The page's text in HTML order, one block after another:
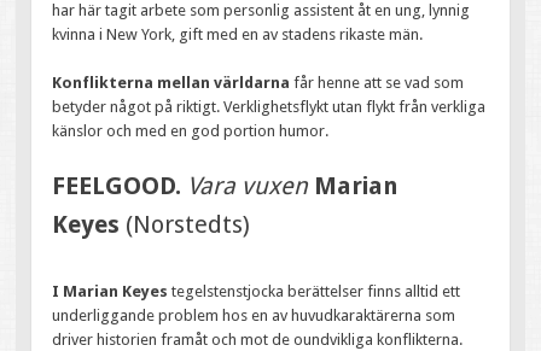
har här tagit arbete som personlig assistent åt en ung, lynnig
kvinna i New York, gift med en av stadens rikaste män.
Konflikterna mellan världarna får henne att se vad som
betyder något på riktigt. Verklighetsflykt utan flykt från verkliga
känslor och med en god portion humor.
FEELGOOD. Vara vuxen Marian
Keyes (Norstedts)
I Marian Keyes tegelstenstjocka berättelser finns alltid ett
underliggande problem hos en av huvudkaraktärerna som
driver historien framåt och mot de oundvikliga konflikterna.